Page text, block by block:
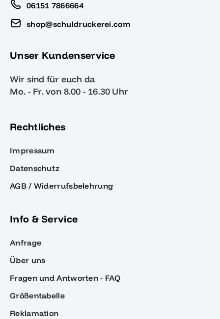
06151 7866664
shop@schuldruckerei.com
Unser Kundenservice
Wir sind für euch da
Mo. - Fr. von 8.00 - 16.30 Uhr
Rechtliches
Impressum
Datenschutz
AGB / Widerrufsbelehrung
Info & Service
Anfrage
Über uns
Fragen und Antworten - FAQ
Größentabelle
Reklamation